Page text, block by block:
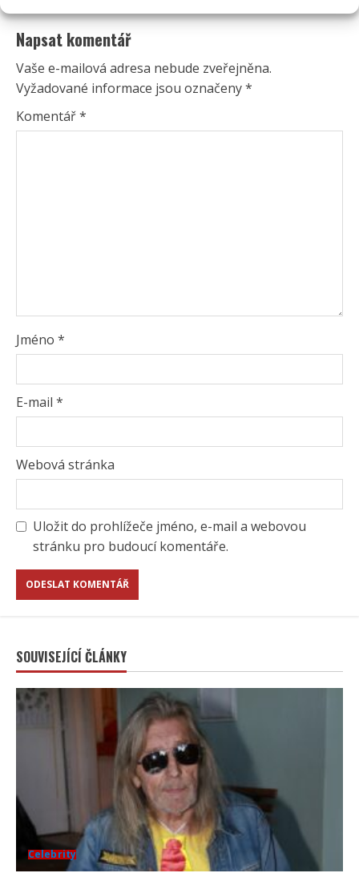
Napsat komentář
Vaše e-mailová adresa nebude zveřejněna.
Vyžadované informace jsou označeny*
Komentář*
Jméno *
E-mail *
Webová stránka
Uložit do prohlížeče jméno, e-mail a webovou
stránku pro budoucí komentáře.
SOUVISEJÍCÍ ČLÁNKY
Celebrity